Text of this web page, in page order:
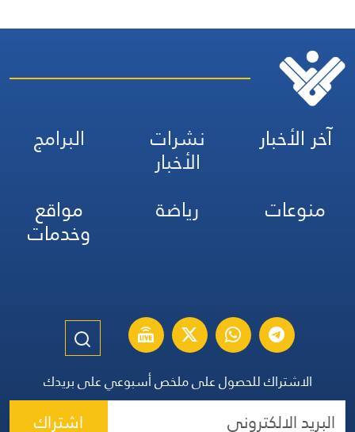
آخر الأخبار نشرات
الأخبار
البرامج
منوعات
رياضة مواقع
وخدمات
الاشتراك للحصول على ملخص أسبوعي على بريدك
اشتراك